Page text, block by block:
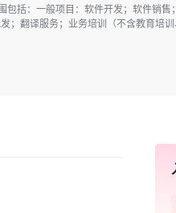
括：一般项目：软件开发；软件销售
翻译服务；业务培训（不含教育培